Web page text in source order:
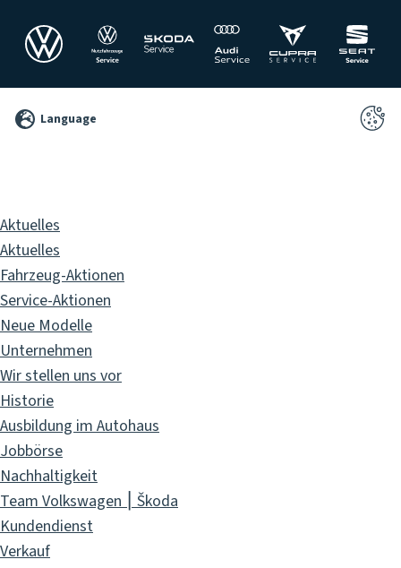
2026 Language
Aktuelles
Aktuelles
Fahrzeug-Aktionen
Service-Aktionen
Neue Modelle
Unternehmen
Wir stellen uns vor
Historie
Ausbildung im Autohaus
Jobbörse
Nachhaltigkeit
Team Volkswagen ⎮ Škoda
Kundendienst
Verkauf